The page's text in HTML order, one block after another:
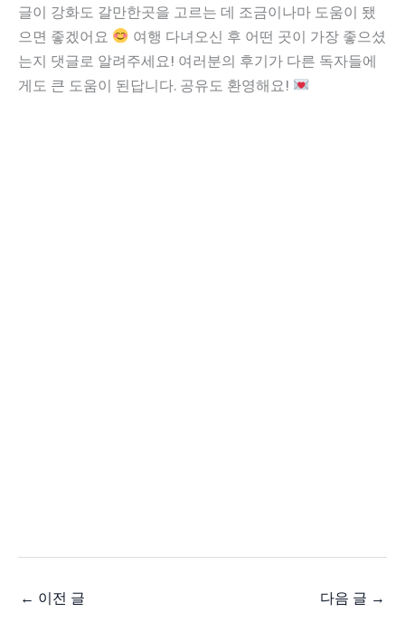
글이 강화도 갈만한곳을 고르는 데 조금이나마 도움이 됐
으면 좋겠어요
여행 다녀오신 후 어떤 곳이 가장 좋으셨
는지 댓글로 알려주세요! 여러분의 후기가 다른 독자들에
게도 큰 도움이 된답니다. 공유도 환영해요!
← 이전 글 다음 글 →